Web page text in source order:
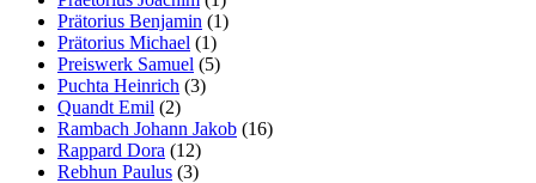
Prätorius Benjamin (1)
Prätorius Michael (1)
Preiswerk Samuel (5)
Puchta Heinrich (3)
Quandt Emil (2)
Rambach Johann Jakob (16)
Rappard Dora (12)
Rebhun Paulus (3)